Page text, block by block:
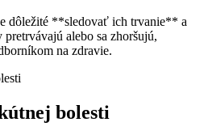
dôležité **sledovať ich trvanie** a
alebo sa zhoršujú,
na zdravie.
bolesti